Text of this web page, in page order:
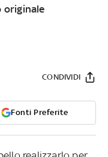
originale
Fonti Preferite
CONDIVIDI